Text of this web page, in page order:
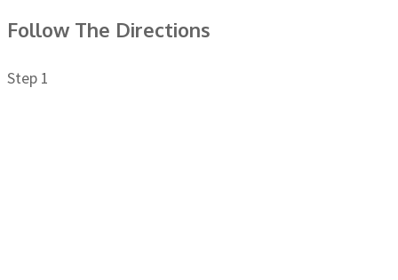
Follow The Directions
Step 1